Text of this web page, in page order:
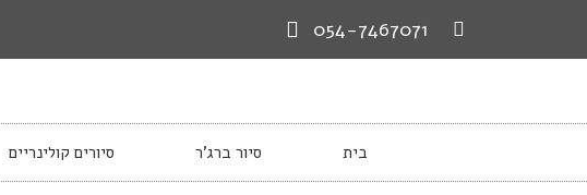
054-7467071
בית סיור ברג’ר סיורים קולינריים